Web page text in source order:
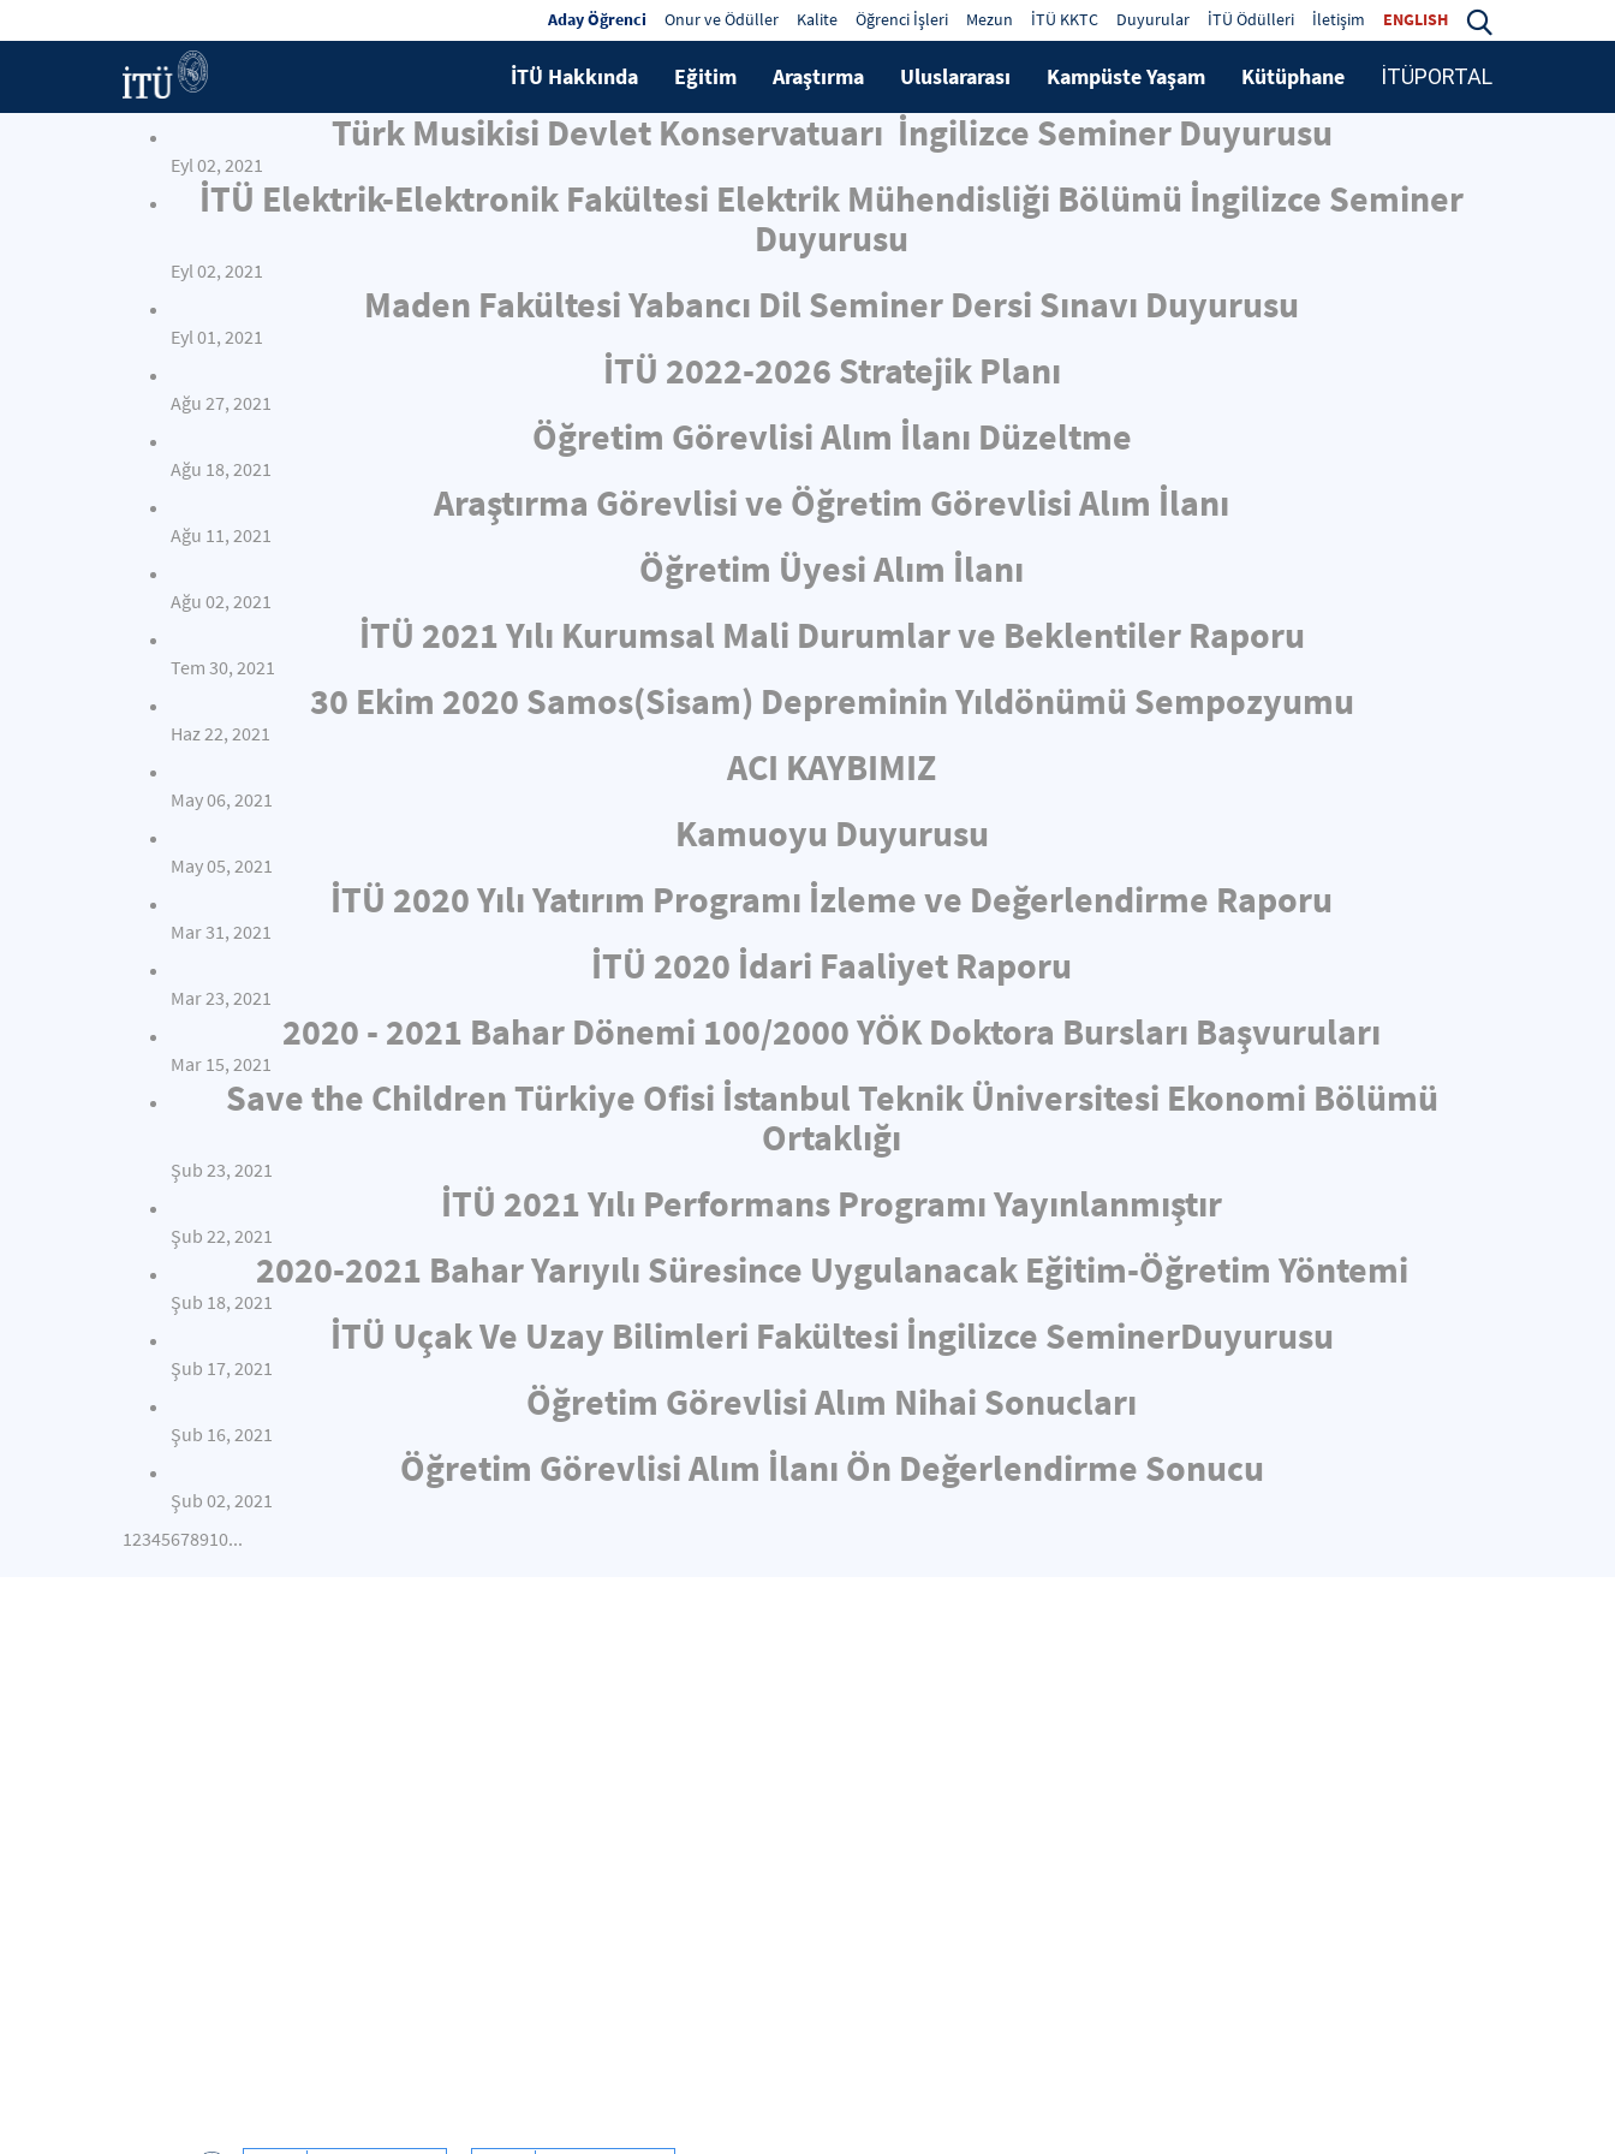
Aday Öğrenci Onur ve Ödüller Kalite Öğrenci İşleri Mezun İTÜ KKTC Duyurular İTÜ Ödülleri İletişim ENGLISH
İTÜ Hakkında Eğitim Araştırma Uluslararası Kampüste Yaşam Kütüphane İTÜPORTAL
Türk Musikisi Devlet Konservatuarı İngilizce Seminer Duyurusu
Eyl 02, 2021
İTÜ Elektrik-Elektronik Fakültesi Elektrik Mühendisliği Bölümü İngilizce Seminer
Duyurusu
Eyl 02, 2021
Maden Fakültesi Yabancı Dil Seminer Dersi Sınavı Duyurusu
Eyl 01, 2021
İTÜ 2022-2026 Stratejik Planı
Ağu 27, 2021
Öğretim Görevlisi Alım İlanı Düzeltme
Ağu 18, 2021
Araştırma Görevlisi ve Öğretim Görevlisi Alım İlanı
Ağu 11, 2021
Öğretim Üyesi Alım İlanı
Ağu 02, 2021
İTÜ 2021 Yılı Kurumsal Mali Durumlar ve Beklentiler Raporu
Tem 30, 2021
30 Ekim 2020 Samos(Sisam) Depreminin Yıldönümü Sempozyumu
Haz 22, 2021
ACI KAYBIMIZ
May 06, 2021
Kamuoyu Duyurusu
May 05, 2021
İTÜ 2020 Yılı Yatırım Programı İzleme ve Değerlendirme Raporu
Mar 31, 2021
İTÜ 2020 İdari Faaliyet Raporu
Mar 23, 2021
2020 - 2021 Bahar Dönemi 100/2000 YÖK Doktora Bursları Başvuruları
Mar 15, 2021
Save the Children Türkiye Ofisi İstanbul Teknik Üniversitesi Ekonomi Bölümü
Ortaklığı
Şub 23, 2021
İTÜ 2021 Yılı Performans Programı Yayınlanmıştır
Şub 22, 2021
2020-2021 Bahar Yarıyılı Süresince Uygulanacak Eğitim-Öğretim Yöntemi
Şub 18, 2021
İTÜ Uçak Ve Uzay Bilimleri Fakültesi İngilizce SeminerDuyurusu
Şub 17, 2021
Öğretim Görevlisi Alım Nihai Sonucları
Şub 16, 2021
Öğretim Görevlisi Alım İlanı Ön Değerlendirme Sonucu
Şub 02, 2021
12345678910...